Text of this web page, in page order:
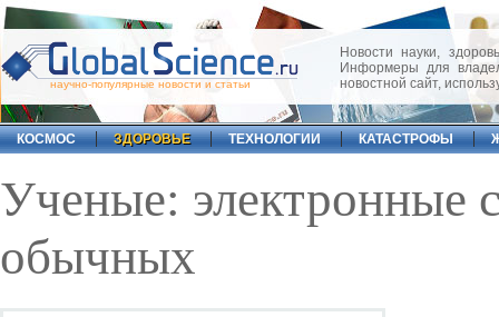
научно-популярные новости и статьи
Новости науки,
Информеры для
новостной сайт,
КОСМОС ЗДОРОВЬЕ ТЕХНОЛОГИИ КАТАСТРОФЫ
Ученые: электронные
обычных